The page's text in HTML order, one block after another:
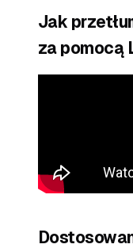
Jak
za pomocą